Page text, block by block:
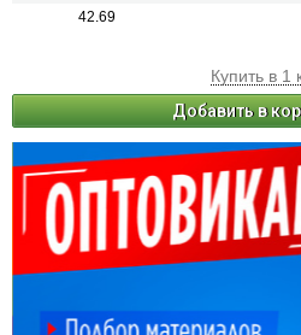
42.69
Купить в 1
Добавить в